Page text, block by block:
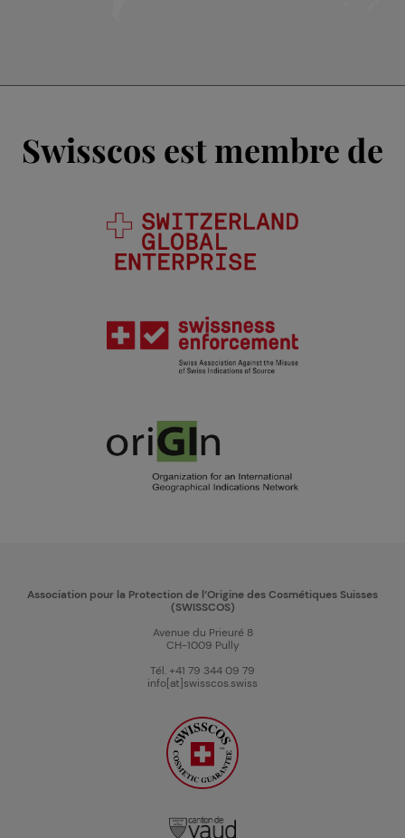
Swisscos est membre de
Association pour la Protection de l’Origine des Cosmétiques Suisses
(SWISSCOS)
Avenue du Prieuré 8
CH-1009 Pully
Tél. +41 79 344 09 79
info[at]swisscos.swiss